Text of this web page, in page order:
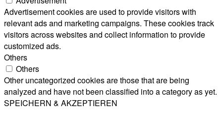
Advertisement cookies are used to provide visitors with
relevant ads and marketing campaigns. These cookies track
visitors across websites and collect information to provide
customized ads.
Others
Others
Other uncategorized cookies are those that are being
analyzed and have not been classified into a category as yet.
SPEICHERN & AKZEPTIEREN